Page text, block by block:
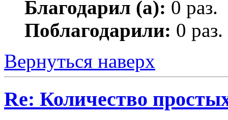
Благодарил (а): 0 раз.
Поблагодарили: 0 раз.
Вернуться наверх
Re: Количество